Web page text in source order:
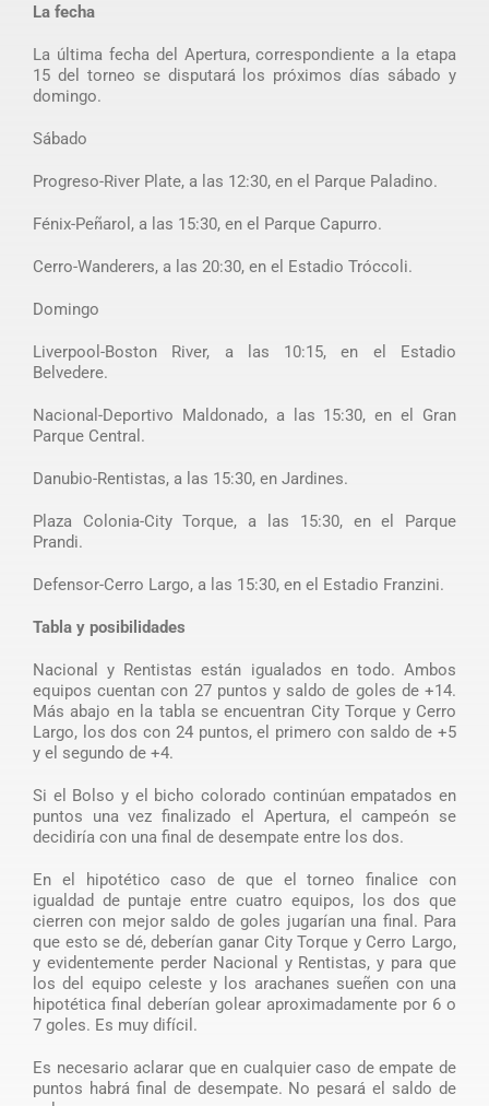
La fecha
La última fecha del Apertura, correspondiente a la etapa
15 del torneo se disputará los próximos días sábado y
domingo.
Sábado
Progreso-River Plate, a las 12:30, en el Parque Paladino.
Fénix-Peñarol, a las 15:30, en el Parque Capurro.
Cerro-Wanderers, a las 20:30, en el Estadio Tróccoli.
Domingo
Liverpool-Boston River, a las 10:15, en el Estadio
Belvedere.
Nacional-Deportivo Maldonado, a las 15:30, en el Gran
Parque Central.
Danubio-Rentistas, a las 15:30, en Jardines.
Plaza Colonia-City Torque, a las 15:30, en el Parque
Prandi.
Defensor-Cerro Largo, a las 15:30, en el Estadio Franzini.
Tabla y posibilidades
Nacional y Rentistas están igualados en todo. Ambos
equipos cuentan con 27 puntos y saldo de goles de +14.
Más abajo en la tabla se encuentran City Torque y Cerro
Largo, los dos con 24 puntos, el primero con saldo de +5
y el segundo de +4.
Si el Bolso y el bicho colorado continúan empatados en
puntos una vez finalizado el Apertura, el campeón se
decidiría con una final de desempate entre los dos.
En el hipotético caso de que el torneo finalice con
igualdad de puntaje entre cuatro equipos, los dos que
cierren con mejor saldo de goles jugarían una final. Para
que esto se dé, deberían ganar City Torque y Cerro Largo,
y evidentemente perder Nacional y Rentistas, y para que
los del equipo celeste y los arachanes sueñen con una
hipotética final deberían golear aproximadamente por 6 o
7 goles. Es muy difícil.
Es necesario aclarar que en cualquier caso de empate de
puntos habrá final de desempate. No pesará el saldo de